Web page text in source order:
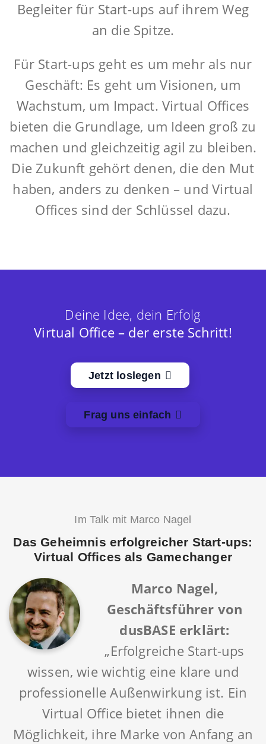
Begleiter für Start-ups auf ihrem Weg
an die Spitze.
Für Start-ups geht es um mehr als nur
Geschäft: Es geht um Visionen, um
Wachstum, um Impact. Virtual Offices
bieten die Grundlage, um Ideen groß zu
machen und gleichzeitig agil zu bleiben.
Die Zukunft gehört denen, die den Mut
haben, anders zu denken – und Virtual
Offices sind der Schlüssel dazu.
Deine Idee, dein Erfolg
Virtual Office – der erste Schritt!
Jetzt loslegen
Frag uns einfach
Im Talk mit Marco Nagel
Das Geheimnis erfolgreicher Start-ups:
Virtual Offices als Gamechanger
Marco Nagel,
Geschäftsführer von
dusBASE erklärt:
„Erfolgreiche Start-ups
wissen, wie wichtig eine klare und
professionelle Außenwirkung ist. Ein
Virtual Office bietet ihnen die
Möglichkeit, ihre Marke von Anfang an